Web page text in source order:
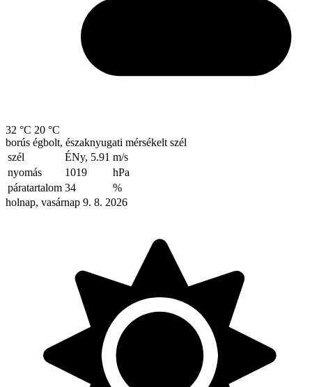
32 °C 20 °C
borús égbolt, északnyugati mérsékelt szél
szél
ÉNy, 5.91 m/s
nyomás
1019
hPa
páratartalom 34
%
holnap, vasárnap 9. 8. 2026